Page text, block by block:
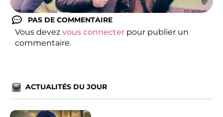
PAS DE COMMENTAIRE
Vous devez vous connecter pour publier un
commentaire.
ACTUALITÉS DU JOUR